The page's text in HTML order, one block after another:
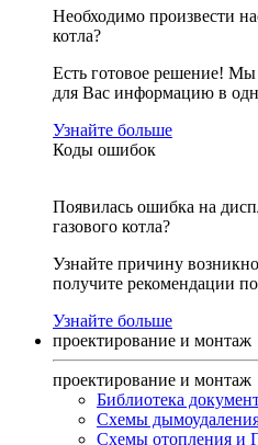
Необходимо произвести
котла?
Есть готовое решение!
для Вас информацию в
Узнайте больше
Коды ошибок
Появилась ошибка на
газового котла?
Узнайте причину
получите рекомендации
Узнайте больше
проектирование и монтаж
проектирование и монтаж
Библиотека
Схемы
Схемы отопления и